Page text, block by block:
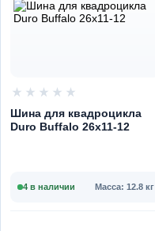
Шина для квадроцикла
Duro Buffalo 26x11-12
4 в наличии Масса: 12.8 кг